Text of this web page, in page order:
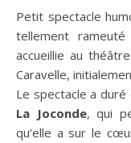
Petit spectacle
tellement
accueillie au
Caravelle,
Le spectacle a duré
La Joconde, qui
qu’elle a sur le